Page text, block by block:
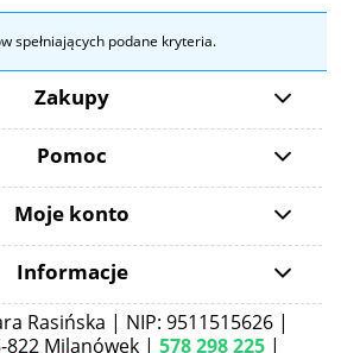
spełniających podane kryteria.
Zakupy
Pomoc
Moje konto
Informacje
Rasińska | NIP: 9511515626 |
822 Milanówek | 578 298 225 |